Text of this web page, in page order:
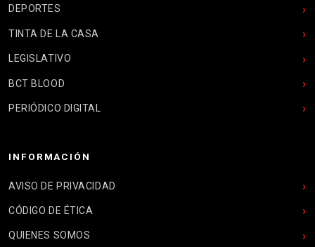
DEPORTES
TINTA DE LA CASA
LEGISLATIVO
BCT BLOOD
PERIÓDICO DIGITAL
INFORMACIÓN
AVISO DE PRIVACIDAD
CÓDIGO DE ÉTICA
QUIENES SOMOS